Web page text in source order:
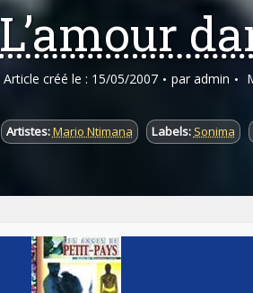
L’amour
Article créé le : 15/05/2007 par admin
Artistes:Mario Ntimana Labels: Sonima